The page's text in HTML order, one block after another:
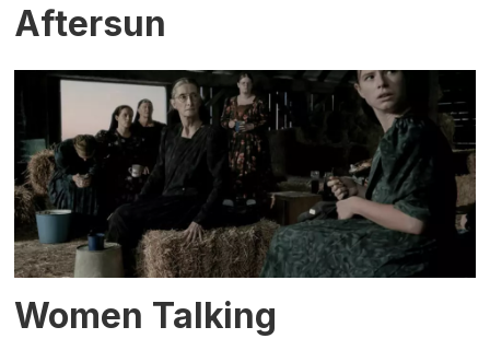
Aftersun
Women Talking